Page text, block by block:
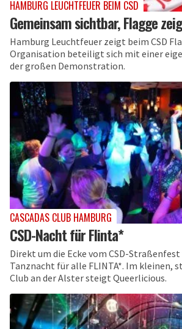
HAMBURG LEUCHTFEUER BEIM CSD
Gemeinsam sichtbar, Flagge
Hamburg Leuchtfeuer zeigt beim CSD
Organisation beteiligt sich mit einer
der großen Demonstration.
CASCADAS CLUB HAMBURG
CSD-Nacht für Flinta*
Direkt um die Ecke vom CSD-
Tanznacht für alle FLINTA*. Im kleinen,
Club an der Alster steigt Queerlicious.